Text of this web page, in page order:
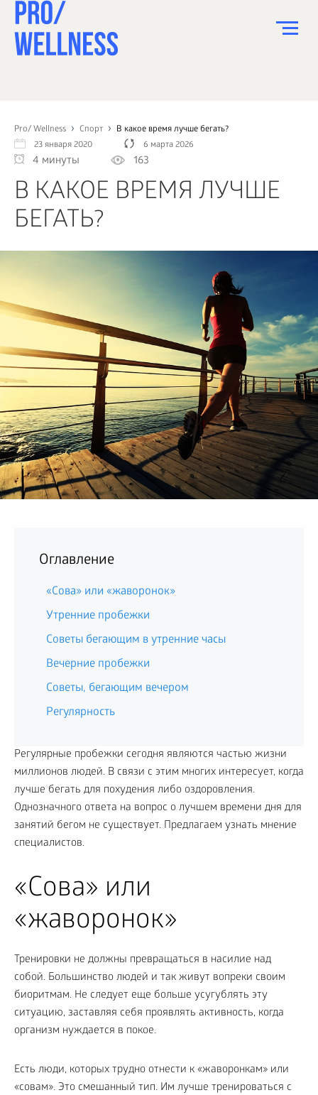
Pro/ Wellness Спорт
В какое время лучше бегать?
23 января 2020
6 марта 2026
4 минуты 163
В КАКОЕ ВРЕМЯ ЛУЧШЕ
БЕГАТЬ?
Оглавление
«Сова» или «жаворонок»
Утренние пробежки
Советы бегающим в утренние часы
Вечерние пробежки
Советы, бегающим вечером
Регулярность
Регулярные пробежки сегодня являются частью жизни
миллионов людей. В связи с этим многих интересует, когда
лучше бегать для похудения либо оздоровления.
Однозначного ответа на вопрос о лучшем времени дня для
занятий бегом не существует. Предлагаем узнать мнение
специалистов.
«Сова» или
«жаворонок»
Тренировки не должны превращаться в насилие над
собой. Большинство людей и так живут вопреки своим
биоритмам. Не следует еще больше усугублять эту
ситуацию, заставляя себя проявлять активность, когда
организм нуждается в покое.
Есть люди, которых трудно отнести к «жаворонкам» или
«совам». Это смешанный тип. Им лучше тренироваться с
СПОРТ
ЗДОРОВЬЕ
КРАСОТА
ПСИХОЛОГИЯ
БИЗНЕС